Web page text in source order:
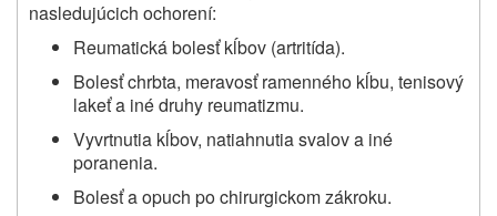
nasledujúcich ochorení:
Reumatická bolesť kĺbov (artritída).
Bolesť chrbta, meravosť ramenného kĺbu, tenisový
lakeť a iné druhy reumatizmu.
Vyvrtnutia kĺbov, natiahnutia svalov a iné
poranenia.
Bolesť a opuch po chirurgickom zákroku.